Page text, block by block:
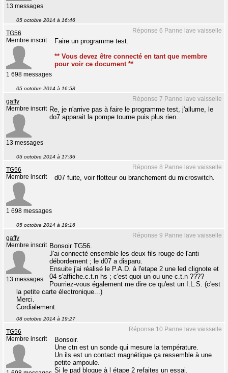
13 messages
05 octobre 2014 à 16:46
Réponse 6 Panne lave vaisselle
TG56
Membre inscrit
1 698 messages
Faire un programme test.
** Vous devez être connecté en tant que membre
pour voir ce document **
05 octobre 2014 à 16:58
Réponse 7 Panne lave vaisselle
gaffy
Membre inscrit
13 messages
Re, je n'arrive pas à faire le programme test, j'allume, le
do7 apparait la pompe tourne puis plus rien...
05 octobre 2014 à 17:36
Réponse 8 Panne lave vaisselle
TG56
Membre inscrit
1 698 messages
d07 fuite, voir flotteur ou branchement du microswitch.
05 octobre 2014 à 19:16
Réponse 9 Panne lave vaisselle
gaffy
Membre inscrit
13 messages
Bonsoir TG56.
J'ai connecté ensemble les deux fils rouge de l'anti
débordement ; le d07 a disparu.
Ensuite j'ai réalisé le P.A.D. à l'etape 2 une led clignote et
04 s'affiche.c.t.n hs ; c'est quoi un ou une c.t.n ????
Pourriez-vous également me dire ce qu'est un I.L.S. (c'est
la petite carte électronique...)
Merci.
Cordialement.
08 octobre 2014 à 19:27
Réponse 10 Panne lave vaisselle
TG56
Membre inscrit
Bonsoir.
Une ctn est un sonde qui mesure la température.
Un ils est un contact magnétique ça ressemble à une
petite ampoule.
Si le pad bloque à l étape 2 refaites un essai.